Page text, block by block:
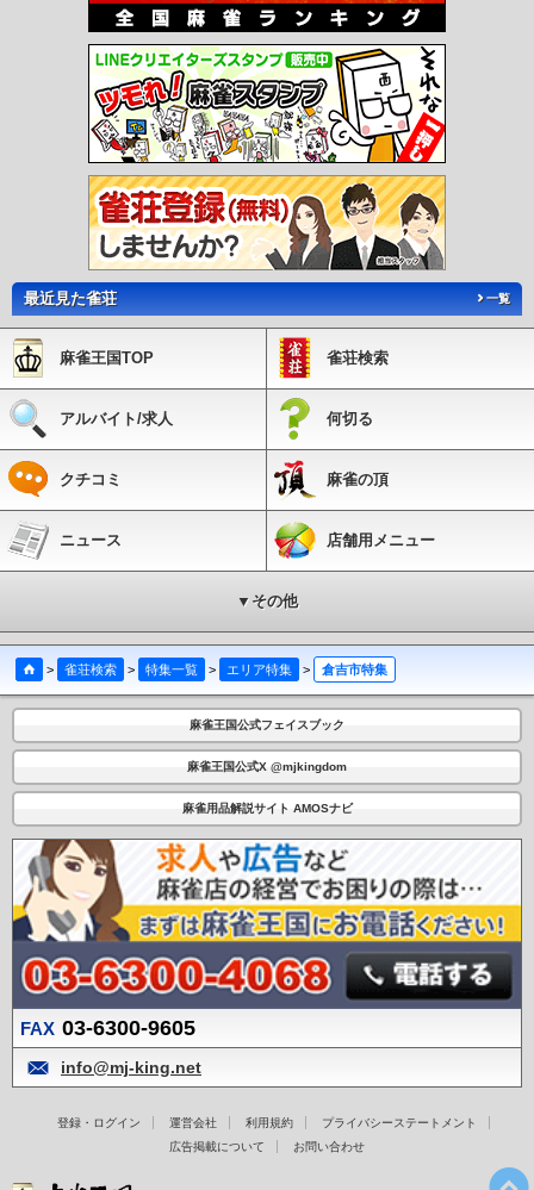
最近見た雀荘 一覧
麻雀王国TOP 雀荘検索
アルバイト/求人 何切る
クチコミ 麻雀の頂
ニュース 店舗用メニュー
▼その他
> 雀荘検索 > 特集一覧 > エリア特集 > 倉吉市特集
麻雀王国公式フェイスブック
麻雀王国公式X @mjkingdom
麻雀用品解説サイト AMOSナビ
FAX 03-6300-9605
info@mj-king.net
登録・ログイン 運営会社 利用規約
プライバシーステートメント
広告掲載について
お問い合わせ